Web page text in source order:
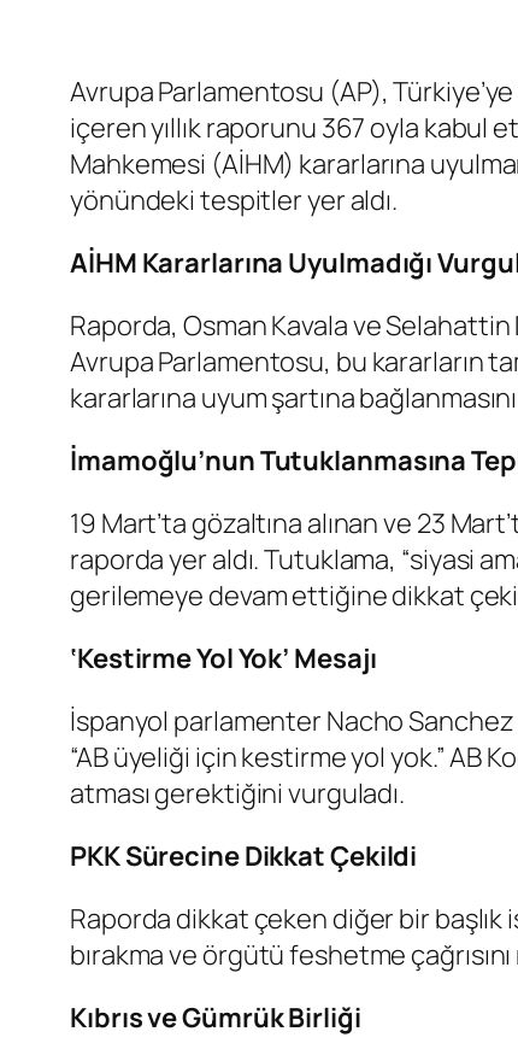
Avrupa Parlamentosu (AP),
içeren yıllık raporunu 367 oyla kabul
Mahkemesi (AİHM) kararlarına
yönündeki tespitler yer aldı.
AİHM Kararlarına Uyulmadığı
Raporda, Osman Kavala ve Selahattin
Avrupa Parlamentosu, bu kararların
kararlarına uyum şartına
İmamoğlu’nun Tutuklanmasına
19 Mart’ta gözaltına alınan ve 23
raporda yer aldı. Tutuklama, “siyasi
gerilemeye devam ettiğine dikkat
‘Kestirme Yol Yok’ Mesajı
İspanyol parlamenter Nacho Sanchez
“AB üyeliği için kestirme yol yok.” AB
atması gerektiğini vurguladı.
PKK Sürecine Dikkat Çekildi
Raporda dikkat çeken diğer bir başlık
bırakma ve örgütü feshetme
Kıbrıs ve Gümrük Birliği